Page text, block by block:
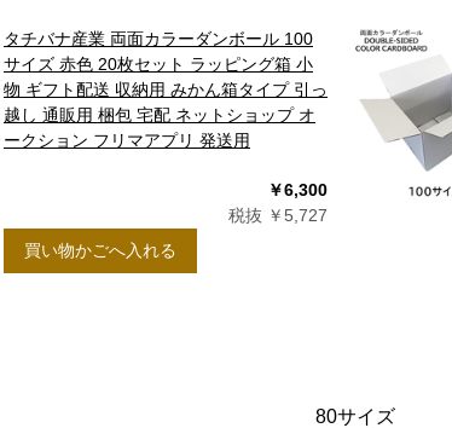
10月 2026.11
タチバナ産業 両面カラーダンボール 100
サイズ 赤色 20枚セット ラッピング箱 小
物 ギフト配送 収納用 みかん箱タイプ 引っ
越し 通販用 梱包 宅配 ネットショップ オ
ークション フリマアプリ 発送用
￥6,300
税抜 ￥5,727
買い物かごへ入れる
80サイズ